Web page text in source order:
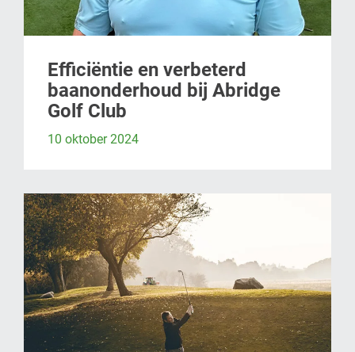
Efficiëntie en verbeterd
baanonderhoud bij Abridge
Golf Club
10 oktober 2024